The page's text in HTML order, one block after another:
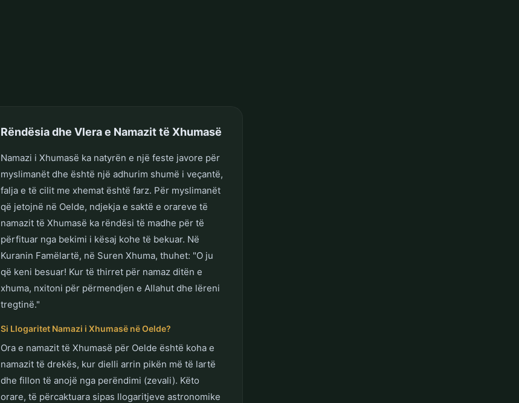
Rëndësia dhe Vlera e Namazit të Xhumasë
Namazi i Xhumasë ka natyrën e një feste javore për
myslimanët dhe është një adhurim shumë i veçantë,
falja e të cilit me xhemat është farz. Për myslimanët
që jetojnë në Oelde, ndjekja e saktë e orareve të
namazit të Xhumasë ka rëndësi të madhe për të
përfituar nga bekimi i kësaj kohe të bekuar. Në
Kuranin Famëlartë, në Suren Xhuma, thuhet: "O ju
që keni besuar! Kur të thirret për namaz ditën e
xhuma, nxitoni për përmendjen e Allahut dhe lëreni
tregtinë."
Si Llogaritet Namazi i Xhumasë në Oelde?
Ora e namazit të Xhumasë për Oelde është koha e
namazit të drekës, kur dielli arrin pikën më të lartë
dhe fillon të anojë nga perëndimi (zevali). Këto
orare, të përcaktuara sipas llogaritjeve astronomike